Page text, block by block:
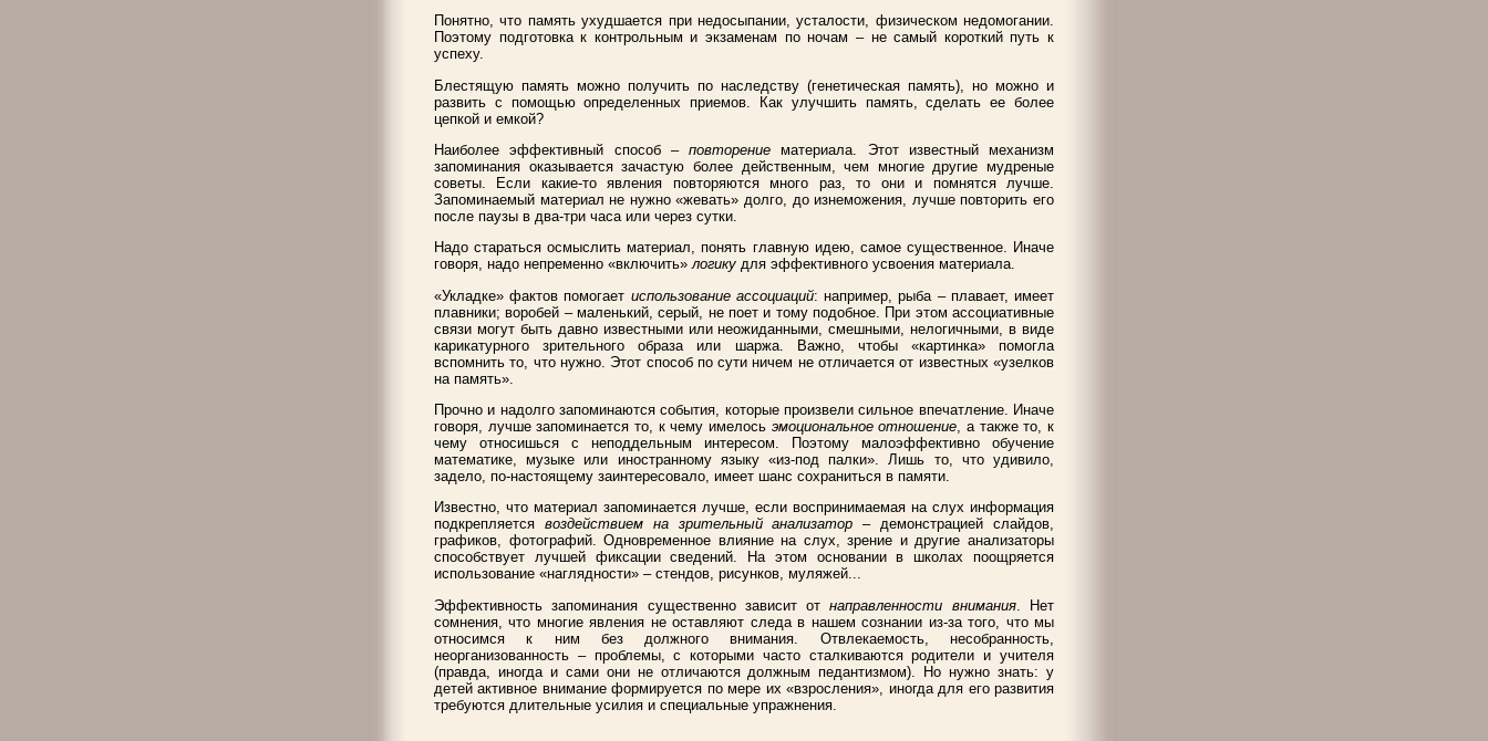
Понятно, что память ухудшается при недосыпании, усталости, физическом недомогании.
Поэтому подготовка к контрольным и экзаменам по ночам – не самый короткий путь к
успеху.
Блестящую память можно получить по наследству (генетическая память), но можно и
развить с помощью определенных приемов. Как улучшить память, сделать ее более
цепкой и емкой?
Наиболее эффективный способ – повторениематериала. Этот известный механизм
запоминания оказывается зачастую более действенным, чем многие другие мудреные
советы. Если какие-то явления повторяются много раз, то они и помнятся лучше.
Запоминаемый материал не нужно «жевать» долго, до изнеможения, лучше повторить его
после паузы в два-три часа или через сутки.
Надо стараться осмыслить материал, понять главную идею, самое существенное. Иначе
говоря, надо непременно «включить»логику для эффективного усвоения материала.
«Укладке» фактов помогает использование ассоциаций: например, рыба – плавает, имеет
плавники; воробей – маленький, серый, не поет и тому подобное. При этом ассоциативные
связи могут быть давно известными или неожиданными, смешными, нелогичными, в виде
карикатурного зрительного образа или шаржа. Важно, чтобы «картинка» помогла
вспомнить то, что нужно. Этот способ по сути ничем не отличается от известных «узелков
на память».
Прочно и надолго запоминаются события, которые произвели сильное впечатление. Иначе
говоря, лучше запоминается то, к чему имелось эмоциональное отношение , а также то, к
чему относишься с неподдельным интересом. Поэтому малоэффективно обучение
математике, музыке или иностранному языку «из-под палки». Лишь то, что удивило,
задело, по-настоящему заинтересовало, имеет шанс сохраниться в памяти.
Известно, что материал запоминается лучше, если воспринимаемая на слух информация
подкрепляется воздействием на зрительный анализатор– демонстрацией слайдов,
графиков, фотографий. Одновременное влияние на слух, зрение и другие анализаторы
способствует лучшей фиксации сведений. На этом основании в школах поощряется
использование «наглядности» – стендов, рисунков, муляжей...
Эффективность запоминания существенно зависит отнаправленности внимания. Нет
сомнения, что многие явления не оставляют следа в нашем сознании из-за того, что мы
относимся к ним без должного внимания. Отвлекаемость, несобранность,
неорганизованность – проблемы, с которыми часто сталкиваются родители и учителя
(правда, иногда и сами они не отличаются должным педантизмом). Но нужно знать: у
детей активное внимание формируется по мере их «взросления», иногда для его развития
требуются длительные усилия и специальные упражнения.